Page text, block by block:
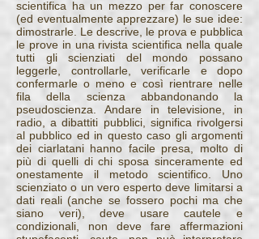
scientifica ha un mezzo per far conoscere
(ed eventualmente apprezzare) le sue idee:
dimostrarle. Le descrive, le prova e pubblica
le prove in una rivista scientifica nella quale
tutti gli scienziati del mondo possano
leggerle, controllarle, verificarle e dopo
confermarle o meno e così rientrare nelle
fila della scienza abbandonando la
pseudoscienza. Andare in televisione, in
radio, a dibattiti pubblici, significa rivolgersi
al pubblico ed in questo caso gli argomenti
dei ciarlatani hanno facile presa, molto di
più di quelli di chi sposa sinceramente ed
onestamente il metodo scientifico. Uno
scienziato o un vero esperto deve limitarsi a
dati reali (anche se fossero pochi ma che
siano veri), deve usare cautele e
condizionali, non deve fare affermazioni